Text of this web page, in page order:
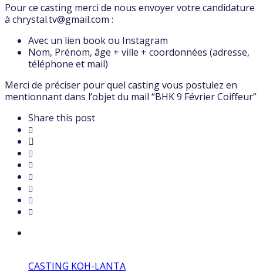
Pour ce casting merci de nous envoyer votre candidature
à chrystal.tv@gmail.com :
Avec un lien book ou Instagram
Nom, Prénom, âge + ville + coordonnées (adresse,
téléphone et mail)
Merci de préciser pour quel casting vous postulez en
mentionnant dans l’objet du mail “BHK 9 Février Coiffeur”
Share this post
CASTING KOH-LANTA